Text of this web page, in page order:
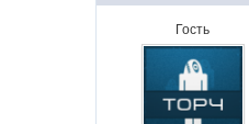
Гость